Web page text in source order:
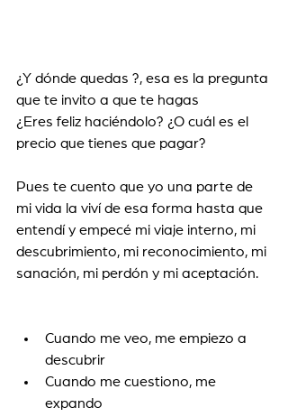
¿Y dónde quedas ?, esa es la pregunta
que te invito a que te hagas
¿Eres feliz haciéndolo? ¿O cuál es el
precio que tienes que pagar?
Pues te cuento que yo una parte de
mi vida la viví de esa forma hasta que
entendí y empecé mi viaje interno, mi
descubrimiento, mi reconocimiento, mi
sanación, mi perdón y mi aceptación.
Cuando me veo, me empiezo a
descubrir
Cuando me cuestiono, me
expando